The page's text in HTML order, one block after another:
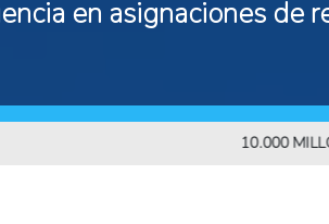
en asignaciones de
10.000 MILLONES